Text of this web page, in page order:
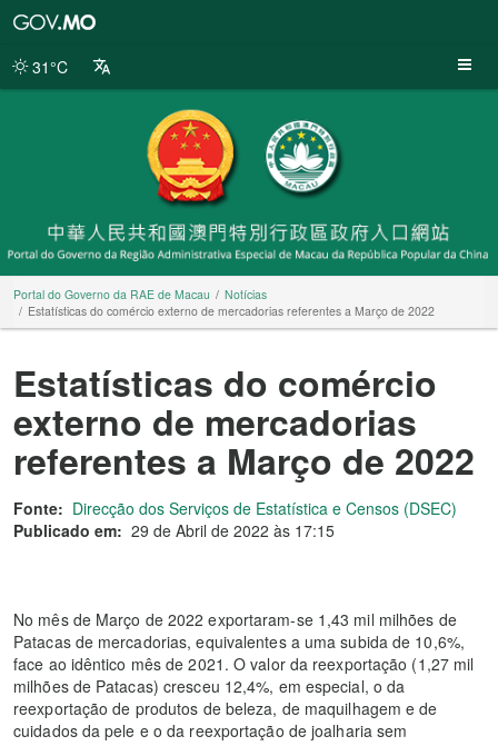
da
31°C
Portal do Governo da RAE de Macau
Notícias
Estatísticas do comércio externo de mercadorias referentes a Março de 2022
Estatísticas do comércio
externo de mercadorias
referentes a Março de 2022
Fonte: Direcção dos Serviços de Estatística e Censos (DSEC)
Publicado em: 29 de Abril de 2022 às 17:15
No mês de Março de 2022 exportaram-se 1,43 mil milhões de
Patacas de mercadorias, equivalentes a uma subida de 10,6%,
face ao idêntico mês de 2021. O valor da reexportação (1,27 mil
milhões de Patacas) cresceu 12,4%, em especial, o da
reexportação de produtos de beleza, de maquilhagem e de
cuidados da pele e o da reexportação de joalharia sem